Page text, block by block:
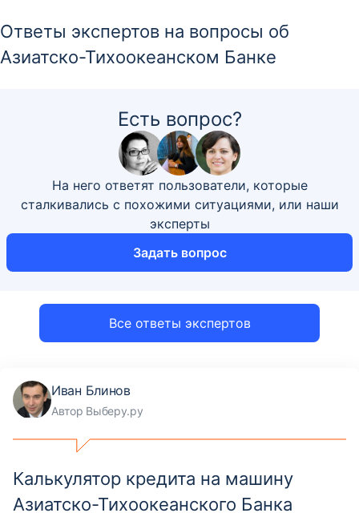
Ответы экспертов на вопросы об
Азиатско-Тихоокеанском Банке
Все ответы экспертов
Есть вопрос?
На него ответят пользователи, которые
сталкивались с похожими ситуациями, или наши
эксперты
Задать вопрос
Иван Блинов
Автор Выберу.ру
Калькулятор кредита на машину
Азиатско-Тихоокеанского Банка